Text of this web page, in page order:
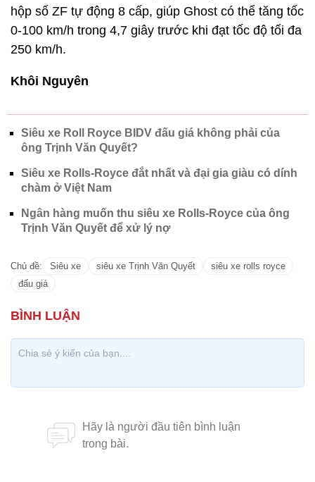
hộp số ZF tự động 8 cấp, giúp Ghost có thể tăng tốc
0-100 km/h trong 4,7 giây trước khi đạt tốc độ tối đa
250 km/h.
Khôi Nguyên
Siêu xe Roll Royce BIDV đấu giá không phải của
ông Trịnh Văn Quyết?
Siêu xe Rolls-Royce đắt nhất và đại gia giàu có dính
chàm ở Việt Nam
Ngân hàng muốn thu siêu xe Rolls-Royce của ông
Trịnh Văn Quyết để xử lý nợ
Chủ đề: Siêu xe siêu xe Trịnh Văn Quyết
siêu xe rolls royce
đấu giá